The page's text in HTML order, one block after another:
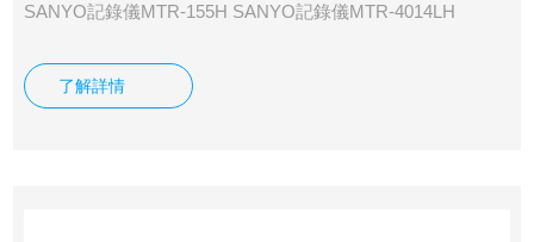
SANYO記錄儀MTR-155H SANYO記錄儀MTR-4014LH
錄儀MTR-G3504 SANYO記錄儀MTR-G85
了解詳情